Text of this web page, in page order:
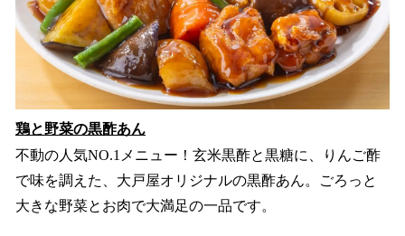
鶏と野菜の黒酢あん
不動の人気NO.1メニュー！玄米黒酢と黒糖に、りんご酢
で味を調えた、大戸屋オリジナルの黒酢あん。ごろっと
大きな野菜とお肉で大満足の一品です。